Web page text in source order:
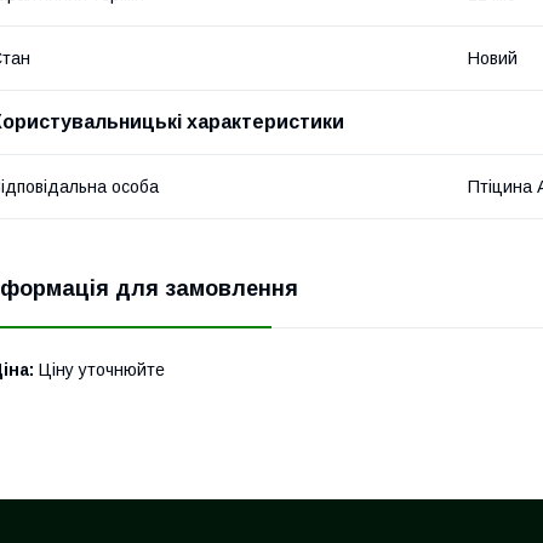
Новий
характеристики
особа Птіцина
для замовлення
Ціну уточнюйте